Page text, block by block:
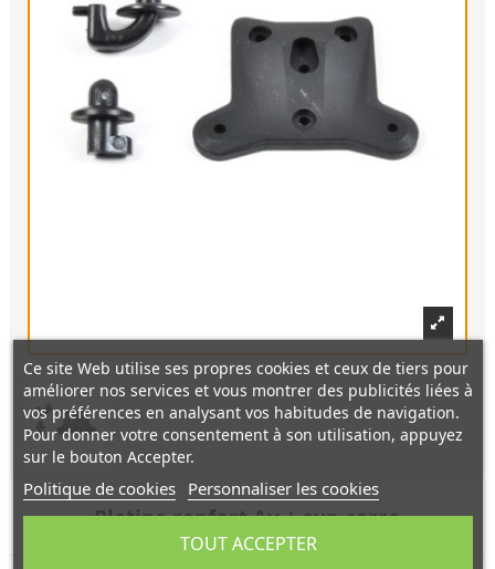
Platine renfort Av + sup carro
Ce site Web utilise ses propres cookies et ceux de tiers pour
améliorer nos services et vous montrer des publicités liées à
vos préférences en analysant vos habitudes de navigation.
Pour donner votre consentement à son utilisation, appuyez
sur le bouton Accepter.
Politique de cookies Personnaliser les cookies
TOUT ACCEPTER